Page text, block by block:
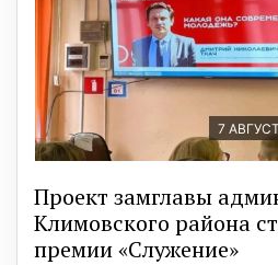
7
Проект замглавы
Климовского района
премии «Служение»